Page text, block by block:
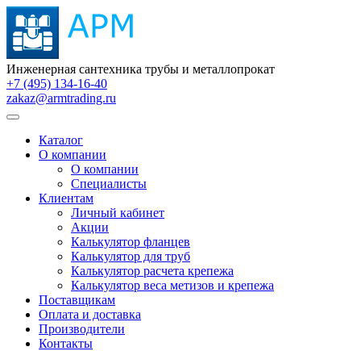
Инженерная сантехника трубы и металлопрокат
+7 (495) 134-16-40
zakaz@armtrading.ru
Каталог
О компании
О компании
Специалисты
Клиентам
Личный кабинет
Акции
Калькулятор фланцев
Калькулятор для труб
Калькулятор расчета крепежа
Калькулятор веса метизов и крепежа
Поставщикам
Оплата и доставка
Производители
Контакты